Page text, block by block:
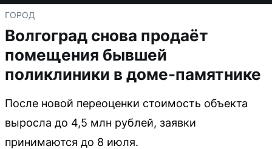
ГОРОД
Волгоград снова продаёт
помещения бывшей
поликлиники в доме-памятнике
После новой переоценки стоимость объекта
выросла до 4,5 млн рублей, заявки
принимаются до 8 июля.